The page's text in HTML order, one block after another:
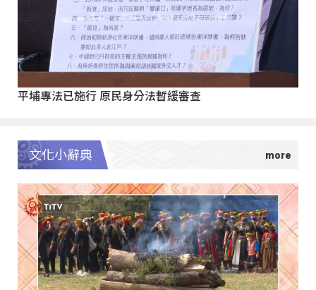
平埔專法已施行 原民身分法暫緩審查
文化小辭典